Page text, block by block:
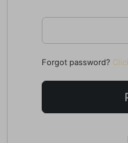
Forgot password?